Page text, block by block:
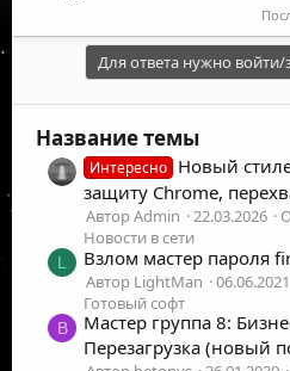
Для ответа нужно войти/
Название темы
Интересно Новый
защиту Chrome,
Автор Admin 22.03.2026
Новости в сети
L Взлом мастер пароля
Автор LightMan 06.06.2021
Готовый софт
B
Мастер группа 8:
Перезагрузка (новый